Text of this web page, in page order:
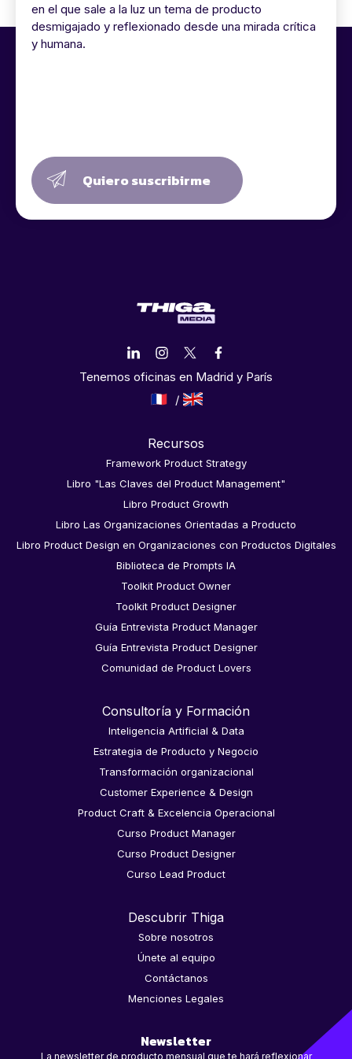
en el que sale a la luz un tema de producto
desmigajado y reflexionado desde una mirada crítica
y humana.
Quiero suscribirme
Tenemos oficinas en Madrid y París
Recursos
Framework Product Strategy
Libro "Las Claves del Product Management"
Libro Product Growth
Libro Las Organizaciones Orientadas a Producto
Libro Product Design en Organizaciones con Productos Digitales
Biblioteca de Prompts IA
Toolkit Product Owner
Toolkit Product Designer
Guía Entrevista Product Manager
Guía Entrevista Product Designer
Comunidad de Product Lovers
Consultoría y Formación
Inteligencia Artificial & Data
Estrategia de Producto y Negocio
Transformación organizacional
Customer Experience & Design
Product Craft & Excelencia Operacional
Curso Product Manager
Curso Product Designer
Curso Lead Product
Descubrir Thiga
Sobre nosotros
Únete al equipo
Contáctanos
Menciones Legales
Newsletter
La newsletter de producto mensual que te hará reflexionar